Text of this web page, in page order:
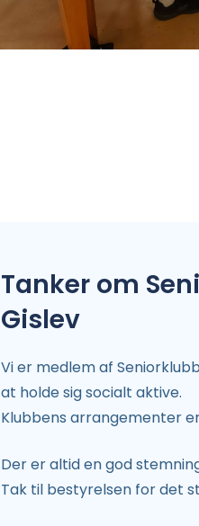
Tanker om
Gislev
Vi er medlem af
at holde sig socialt aktive.
Klubbens arrangementer
Der er altid en god
Tak til bestyrelsen for det